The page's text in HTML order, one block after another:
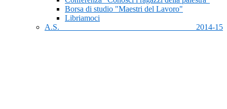
Borsa di studio "Maestri del Lavoro"
Libriamoci
A.S. 2014-15